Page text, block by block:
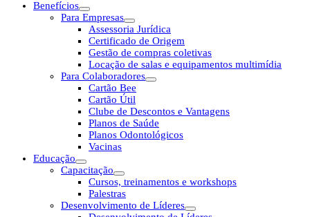
Benefícios
Para Empresas
Assessoria Jurídica
Certificado de Origem
Gestão de compras coletivas
Locação de salas e equipamentos multimídia
Para Colaboradores
Cartão Bee
Cartão Útil
Clube de Descontos e Vantagens
Planos de Saúde
Planos Odontológicos
Vacinas
Educação
Capacitação
Cursos, treinamentos e workshops
Palestras
Desenvolvimento de Líderes